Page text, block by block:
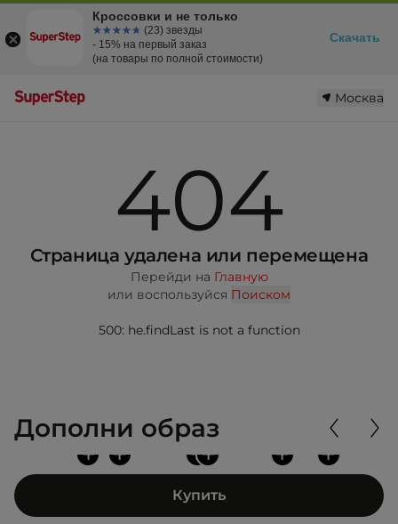
Москва
404
Страница удалена или перемещена
Перейди на Главную
или воспользуйся Поиском
500: he.findLast is not a function
Дополни образ
+
+
+ + +
+
Купить
Кроссовки и не только
☆☆☆☆☆
★★★★★ (23) звезды
- 15% на первый заказ
(на товары по полной стоимости)
Скачать